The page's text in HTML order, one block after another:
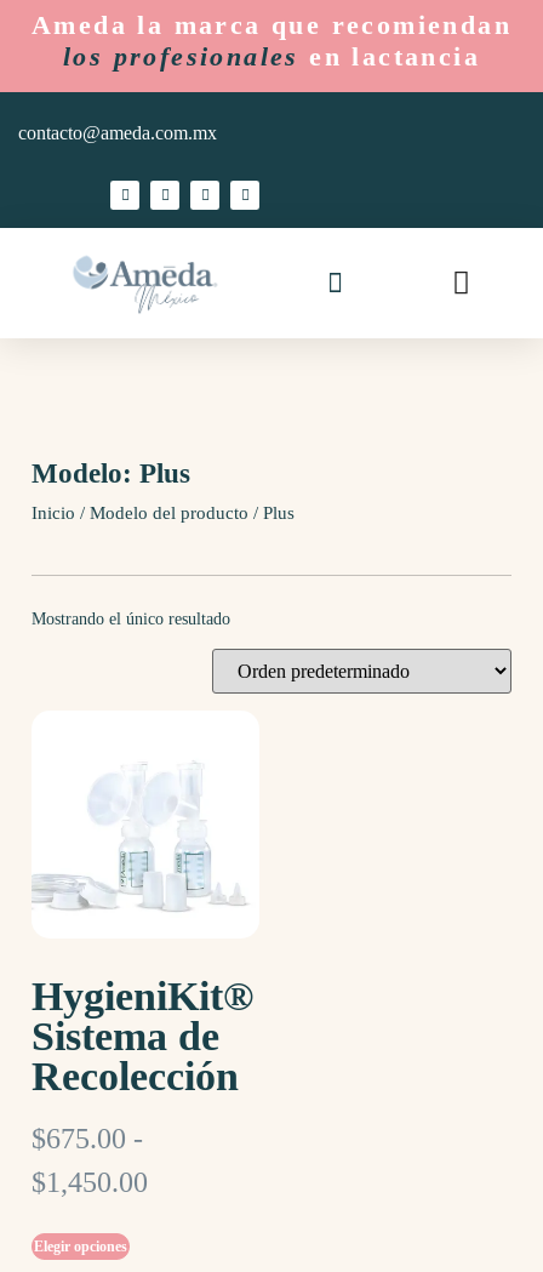
Ameda la marca que recomiendan
los profesionales en lactancia
contacto@ameda.com.mx
Modelo: Plus
Inicio / Modelo del producto / Plus
Mostrando el único resultado
HygieniKit®
Sistema de
Recolección
$675.00 -
$1,450.00
Elegir opciones